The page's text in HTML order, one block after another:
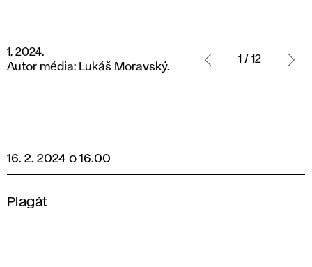
2024.
Autor
1, 2024.
Autor média: Lukáš Moravský.
1 / 12
16. 2. 2024 o 16.00
Plagát